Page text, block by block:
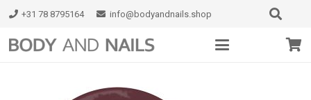
+31 78 8795164 info@bodyandnails.shop